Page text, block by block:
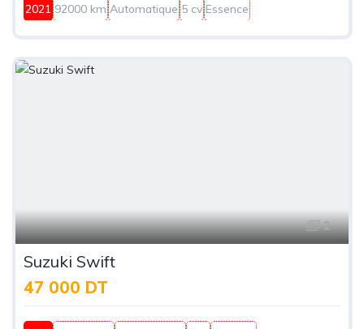
2021 92000 km Automatique 5 cv Essence
2
Suzuki Swift
47 000 DT